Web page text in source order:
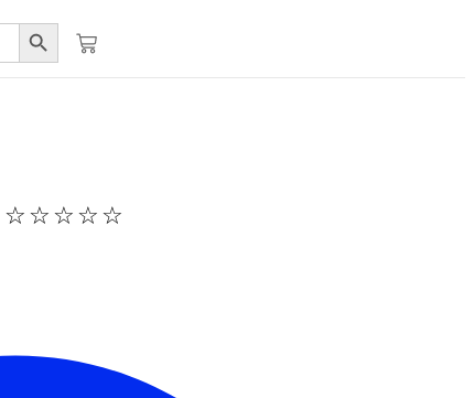
Botón de búsqueda
☆ ☆ ☆ ☆ ☆